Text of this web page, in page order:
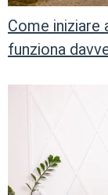
Come iniziare
funziona